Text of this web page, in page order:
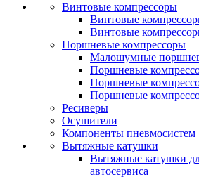
Винтовые компрессоры
Винтовые
Винтовые
Поршневые компрессоры
Малошумные
Поршневые
Поршневые
Поршневые
Ресиверы
Осушители
Компоненты пневмосистем
Вытяжные катушки
Вытяжные катушки
автосервиса